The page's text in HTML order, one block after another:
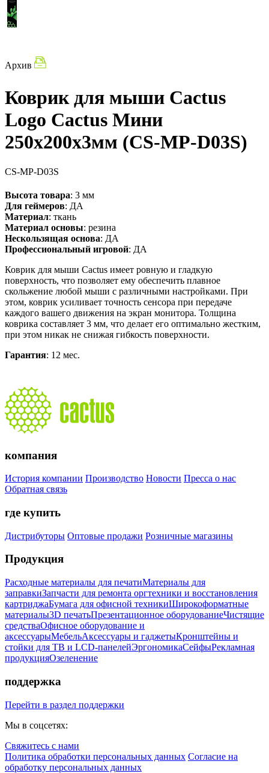
Архив
Коврик для мыши Cactus
Logo Cactus Мини
250x200x3мм (CS-MP-D03S)
CS-MP-D03S
Высота товара: 3 мм
Для геймеров: ДА
Материал: ткань
Материал основы: резина
Нескользящая основа: ДА
Профессиональный игровой: ДА
Коврик для мыши Cactus имеет ровную и гладкую
поверхность, что позволяет ему обеспечить плавное
скольжение любой мыши с различными настройками. При
этом, коврик усиливает точность сенсора при передаче
каждого вашего движения на экран монитора. Толщина
коврика составляет 3 мм, что делает его оптимально жестким,
при этом никак не снижая гибкость поверхности.
Гарантия: 12 мес.
компания
История компании Производство Новости Пресса о нас
Обратная связь
где купить
Дистрибуторы Оптовые продажи Розничные магазины
Продукция
Расходные материалы для печатиМатериалы для
заправкиЗапчасти для ремонта оргтехники и восстановления
картриджаБумага для офисной техникиШирокоформатные
материалы3D печатьПрезентационное оборудованиеЧистящие
средстваОфисное оборудование и
аксессуарыМебельАксессуары и гаджетыКронштейны и
стойки для ТВ и LCD-панелейЭргономикаСейфыРекламная
продукцияОзеленение
поддержка
Перейти в раздел поддержки
Мы в соцсетях:
Свяжитесь с нами
Политика обработки персональных данных Согласие на
обработку персональных данных